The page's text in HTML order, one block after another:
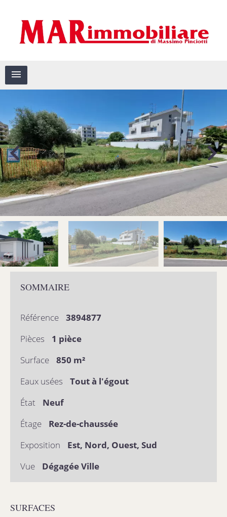
SOMMAIRE
Référence
3894877
Pièces
1 pièce
Surface
850 m²
Eaux usées
Tout à l'égout
État
Neuf
Étage
Rez-de-chaussée
Exposition
Est, Nord, Ouest, Sud
Vue
Dégagée Ville
SURFACES